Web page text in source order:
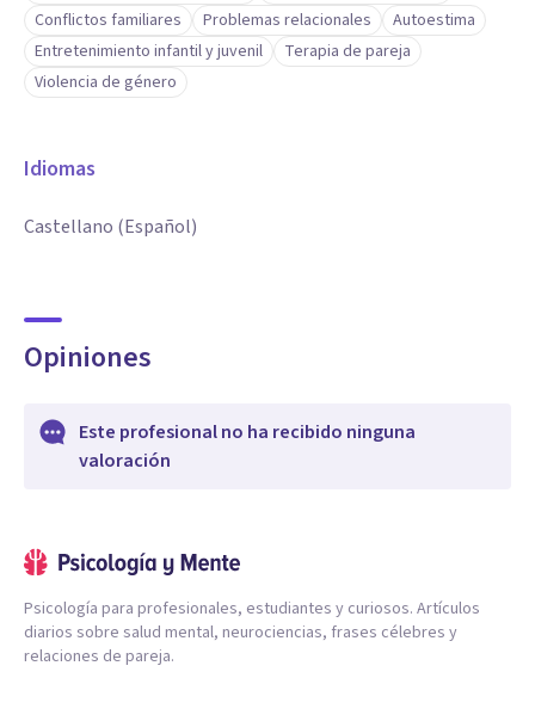
Conflictos familiares
Problemas relacionales
Autoestima
Entretenimiento infantil y juvenil
Terapia de pareja
Violencia de género
Idiomas
Castellano (Español)
Opiniones
Este profesional no ha recibido ninguna
valoración
Psicología para profesionales, estudiantes y curiosos. Artículos
diarios sobre salud mental, neurociencias, frases célebres y
relaciones de pareja.